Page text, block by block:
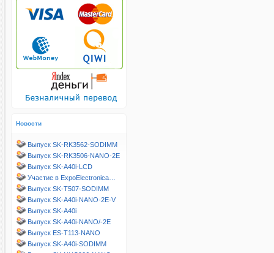
Новости
Выпуск SK-RK3562-SODIMM
Выпуск SK-RK3506-NANO-2E
Выпуск SK-A40i-LCD
Участие в ExpoElectronica…
Выпуск SK-T507-SODIMM
Выпуск SK-A40i-NANO-2E-V
Выпуск SK-A40i
Выпуск SK-A40i-NANO/-2E
Выпуск ES-T113-NANO
Выпуск SK-A40i-SODIMM